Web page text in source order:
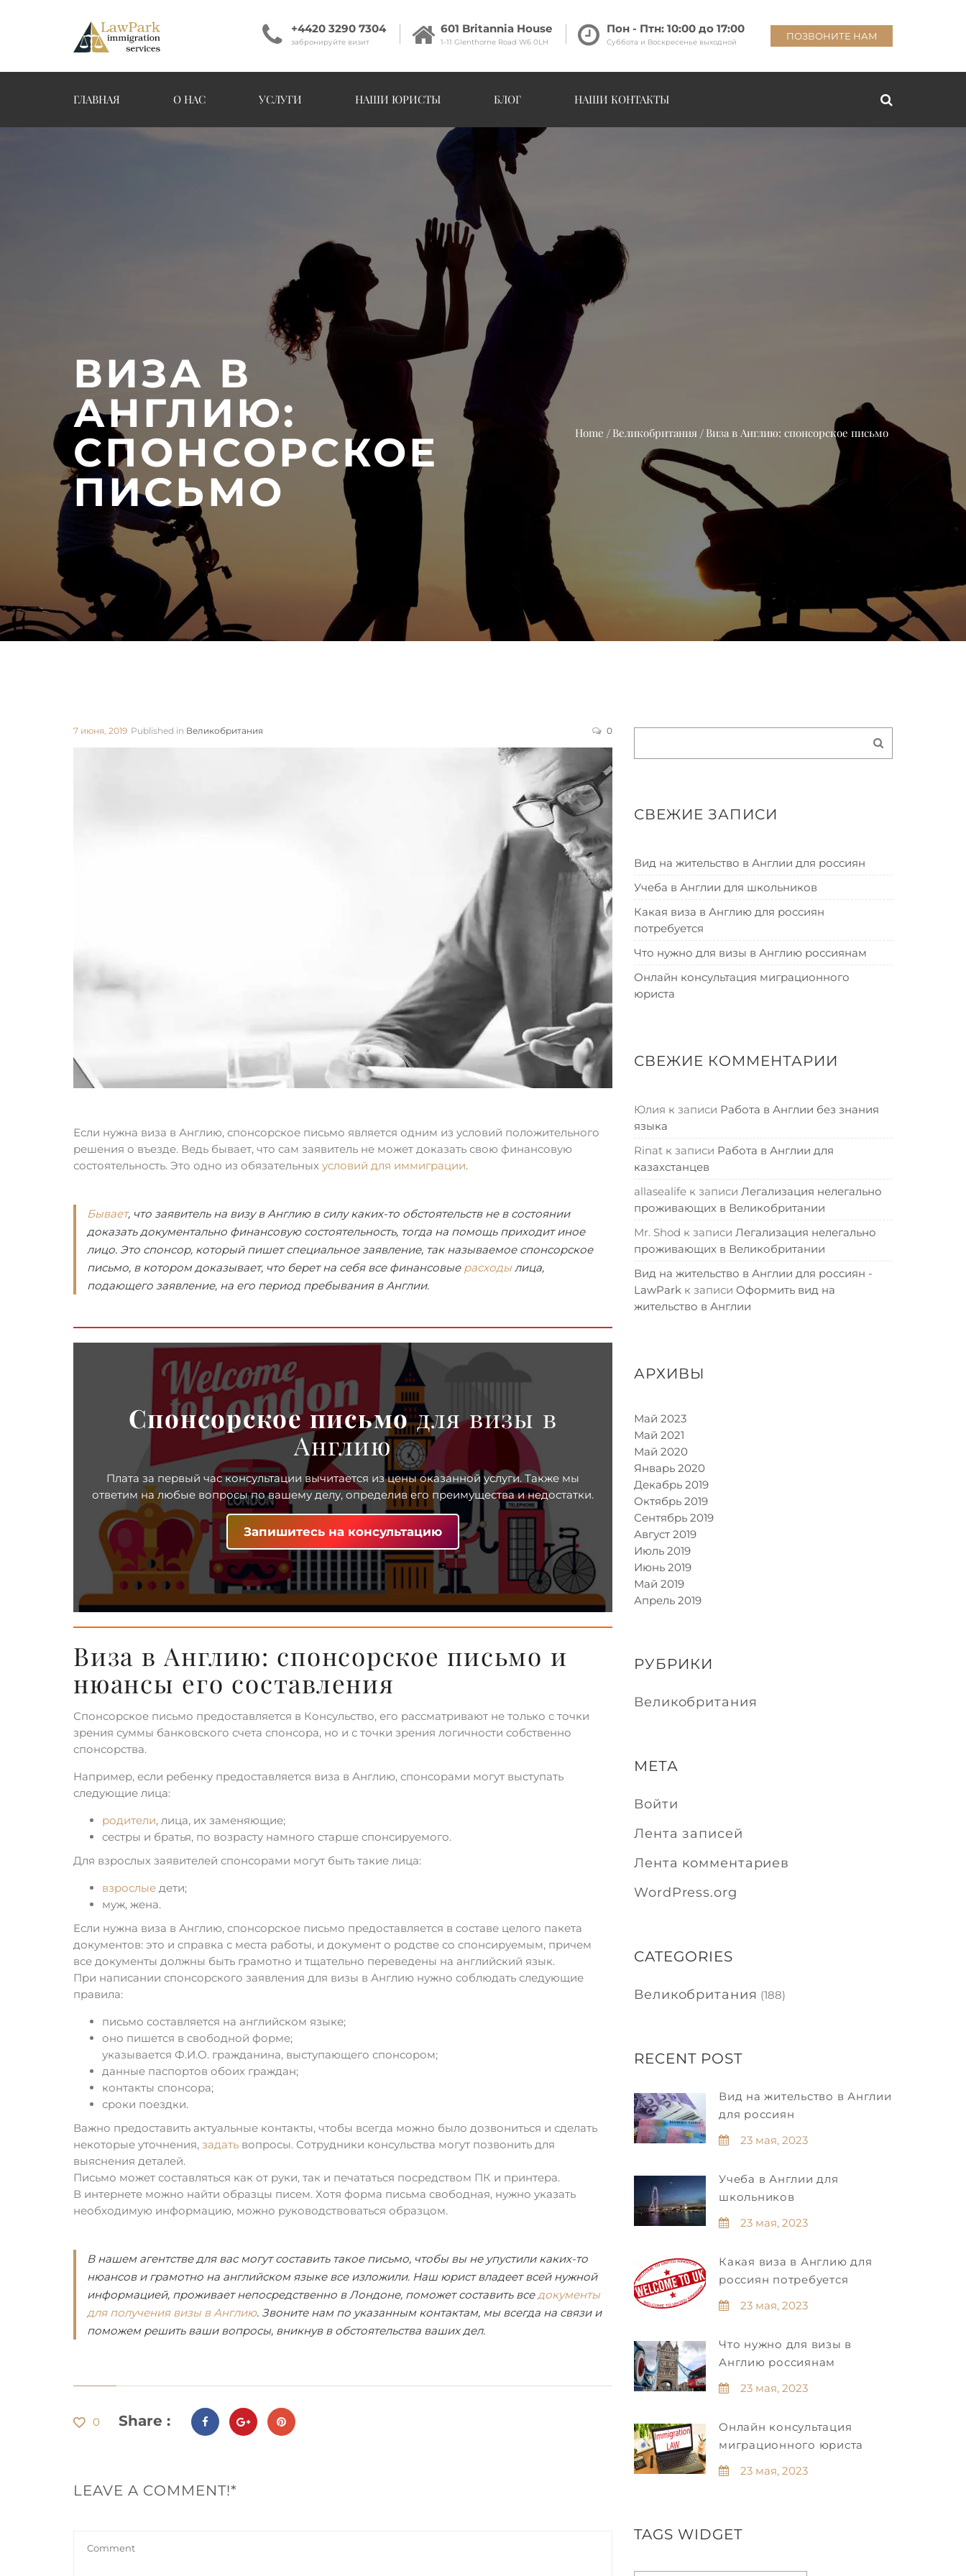
+4420 3290 7304
забронируйте визит
601 Britannia House
1-11 Glenthorne Road W6 0LH
Пон - Птн: 10:00 до 17:00
Суббота и Воскресенье выходной ПОЗВОНИТЕ НАМ
ГЛАВНАЯ О НАС УСЛУГИ НАШИ ЮРИСТЫ БЛОГ НАШИ КОНТАКТЫ
ВИЗА В
АНГЛИЮ:
СПОНСОРСКОЕ
ПИСЬМО
Home Великобритания Виза в Англию: спонсорское письмо
7 июня, 2019 Published in Великобритания 0
Если нужна виза в Англию, спонсорское письмо является одним из условий положительного
решения о въезде. Ведь бывает, что сам заявитель не может доказать свою финансовую
состоятельность. Это одно из обязательных условий для иммиграции.
Бывает, что заявитель на визу в Англию в силу каких-то обстоятельств не в состоянии
доказать документально финансовую состоятельность, тогда на помощь приходит иное
лицо. Это спонсор, который пишет специальное заявление, так называемое спонсорское
письмо, в котором доказывает, что берет на себя все финансовые расходы лица,
подающего заявление, на его период пребывания в Англии.
Спонсорское письмодля визы в
Англию
Плата за первый час консультации вычитается из цены оказанной услуги. Также мы
ответим на любые вопросы по вашему делу, определив его преимущества и недостатки.
Запишитесь на консультацию
Виза в Англию: спонсорское письмо и
нюансы его составления
Спонсорское письмо предоставляется в Консульство, его рассматривают не только с точки
зрения суммы банковского счета спонсора, но и с точки зрения логичности собственно
спонсорства.
Например, если ребенку предоставляется виза в Англию, спонсорами могут выступать
следующие лица:
родители, лица, их заменяющие;
сестры и братья, по возрасту намного старше спонсируемого.
Для взрослых заявителей спонсорами могут быть такие лица:
взрослые дети;
муж, жена.
Если нужна виза в Англию, спонсорское письмо предоставляется в составе целого пакета
документов: это и справка с места работы, и документ о родстве со спонсируемым, причем
все документы должны быть грамотно и тщательно переведены на английский язык.
При написании спонсорского заявления для визы в Англию нужно соблюдать следующие
правила:
письмо составляется на английском языке;
оно пишется в свободной форме;
указывается Ф.И.О. гражданина, выступающего спонсором;
данные паспортов обоих граждан;
контакты спонсора;
сроки поездки.
Важно предоставить актуальные контакты, чтобы всегда можно было дозвониться и сделать
некоторые уточнения, задать вопросы. Сотрудники консульства могут позвонить для
выяснения деталей.
Письмо может составляться как от руки, так и печататься посредством ПК и принтера.
В интернете можно найти образцы писем. Хотя форма письма свободная, нужно указать
необходимую информацию, можно руководствоваться образцом.
В нашем агентстве для вас могут составить такое письмо, чтобы вы не упустили каких-то
нюансов и грамотно на английском языке все изложили. Наш юрист владеет всей нужной
информацией, проживает непосредственно в Лондоне, поможет составить все документы
для получения визы в Англию. Звоните нам по указанным контактам, мы всегда на связи и
поможем решить ваши вопросы, вникнув в обстоятельства ваших дел.
0 Share :
LEAVE A COMMENT!*
СВЕЖИЕ ЗАПИСИ
Вид на жительство в Англии для россиян
Учеба в Англии для школьников
Какая виза в Англию для россиян
потребуется
Что нужно для визы в Англию россиянам
Онлайн консультация миграционного
юриста
СВЕЖИЕ КОММЕНТАРИИ
Юлия к записи Работа в Англии без знания
языка
Rinat к записи Работа в Англии для
казахстанцев
allasealife к записи Легализация нелегально
проживающих в Великобритании
Mr. Shod к записи Легализация нелегально
проживающих в Великобритании
Вид на жительство в Англии для россиян -
LawPark к записи Оформить вид на
жительство в Англии
АРХИВЫ
Май 2023
Май 2021
Май 2020
Январь 2020
Декабрь 2019
Октябрь 2019
Сентябрь 2019
Август 2019
Июль 2019
Июнь 2019
Май 2019
Апрель 2019
РУБРИКИ
Великобритания
МЕТА
Войти
Лента записей
Лента комментариев
WordPress.org
CATEGORIES
Великобритания (188)
RECENT POST
Вид на жительство в Англии
для россиян
23 мая, 2023
Учеба в Англии для
школьников
23 мая, 2023
Какая виза в Англию для
россиян потребуется
23 мая, 2023
Что нужно для визы в
Англию россиянам
23 мая, 2023
Онлайн консультация
миграционного юриста
23 мая, 2023
TAGS WIDGET